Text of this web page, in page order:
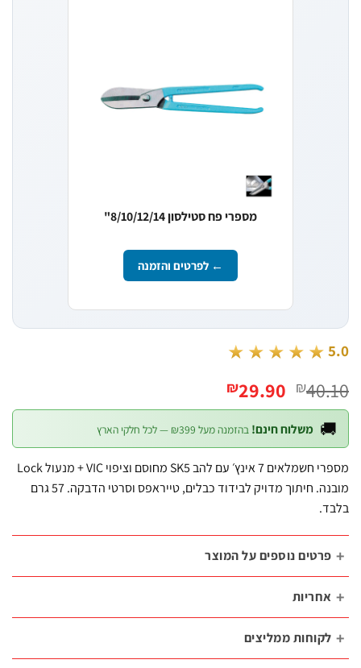
מספרי פח סטילסון 8/10/12/14"
← לפרטים והזמנה
★★★★★
₪ המחיר
המקורי
היה:
₪40.10.
₪29.90 המחיר
הנוכחי
הוא:
₪29.90.
משלוח חינם! בהזמנה מעל ₪399 — לכל חלקי הארץ
מספרי חשמלאים 7 אינץ׳ עם להב SK5 מחוסם וציפוי VIC + מנעול Lock
מובנה. חיתוך מדויק לבידוד כבלים, טייראפס וסרטי הדבקה. 57 גרם
נוספים על המוצר
ממליצים